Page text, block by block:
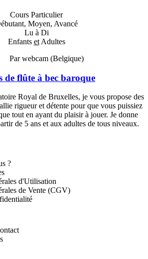
Cours Particulier
Moyen, Avancé
Lu à Di
Enfants etAdultes
Par webcam (Belgique)
de flûte à bec baroque
Royal de Bruxelles, je vous propose des
rigueur et détente pour que vous puissiez
tout en ayant du plaisir à jouer. Je donne
de 5 ans et aux adultes de tous niveaux.
?
d'Utilisation
de Vente (CGV)